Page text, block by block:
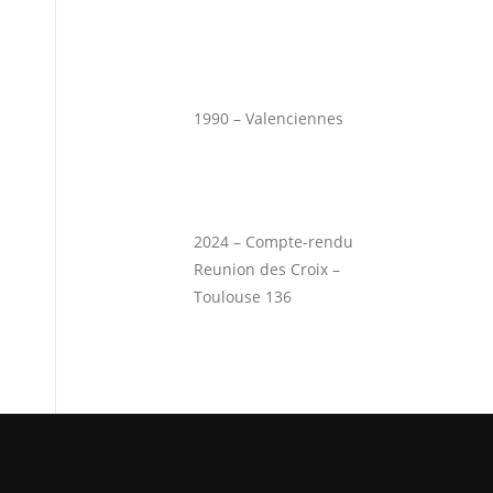
1990 – Valenciennes
2024 – Compte-rendu
Reunion des Croix –
Toulouse 136